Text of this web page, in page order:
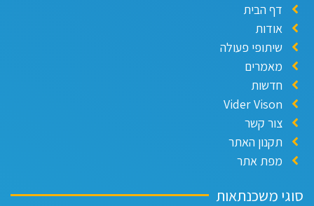
דף הבית
אודות
שיתופי פעולה
מאמרים
חדשות
Vider Vison
צור קשר
תקנון האתר
מפת אתר
משכנתאות